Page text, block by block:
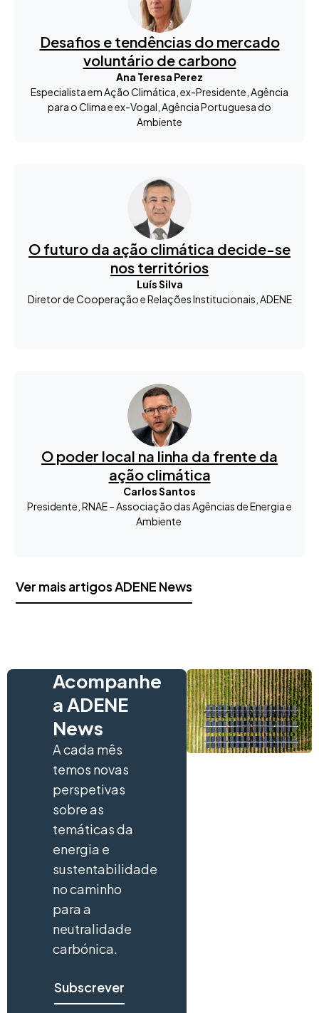
Desafios e tendências do mercado
voluntário de carbono
Ana Teresa Perez
Especialista em Ação Climática, ex-Presidente, Agência
para o Clima e ex-Vogal, Agência Portuguesa do
Ambiente
O futuro da ação climática decide-se
nos territórios
Luís Silva
Diretor de Cooperação e Relações Institucionais, ADENE
O poder local na linha da frente da
ação climática
Carlos Santos
Presidente, RNAE – Associação das Agências de Energia e
Ambiente
Ver mais artigos ADENE News
Acompanhe
a ADENE
News
A cada mês
temos novas
perspetivas
sobre as
temáticas da
energia e
sustentabilidade
no caminho
para a
neutralidade
carbónica.
Subscrever